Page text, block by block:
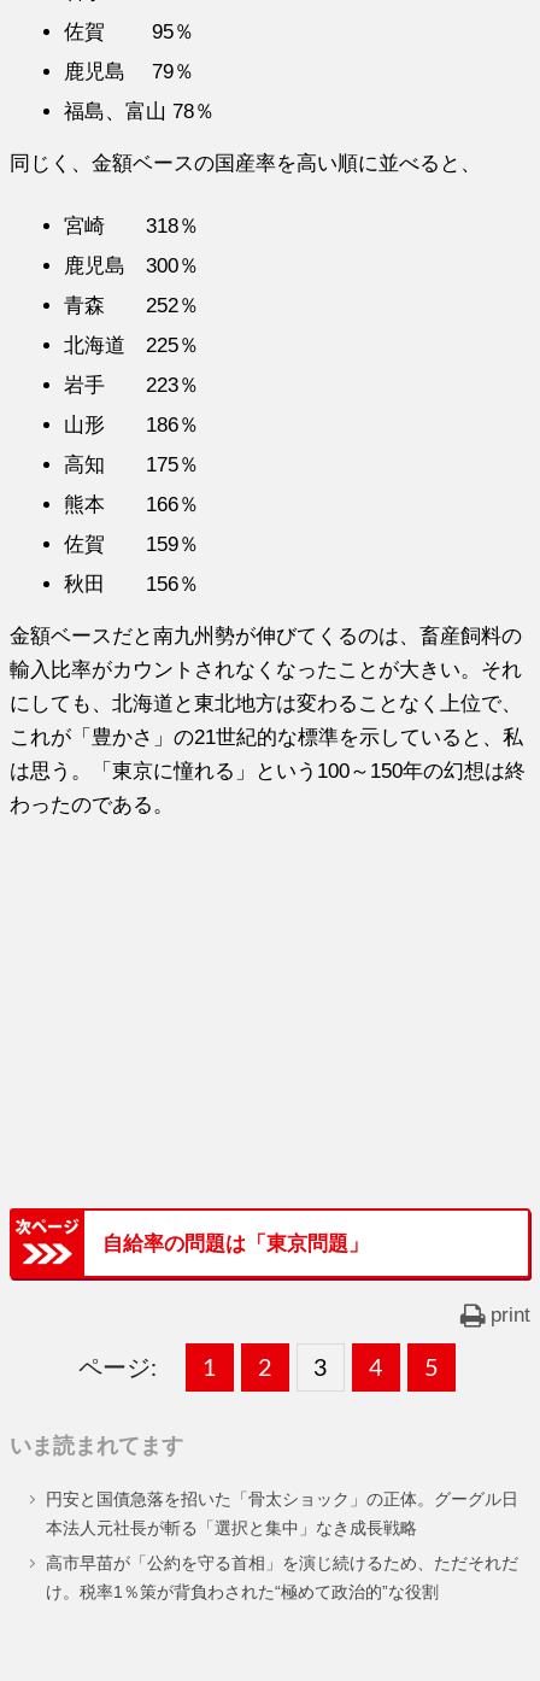
佐賀 95％
鹿児島 79％
福島、富山 78％
同じく、金額ベースの国産率を高い順に並べると、
宮崎 318％
鹿児島 300％
青森 252％
北海道 225％
岩手 223％
山形 186％
高知 175％
熊本 166％
佐賀 159％
秋田 156％
金額ベースだと南九州勢が伸びてくるのは、畜産飼料の
輸入比率がカウントされなくなったことが大きい。それ
にしても、北海道と東北地方は変わることなく上位で、
これが「豊かさ」の21世紀的な標準を示していると、私
は思う。「東京に憧れる」という100～150年の幻想は終
わったのである。
自給率の問題は「東京問題」
print
ページ:
固
ー
ジ
1 ,
固
ー
ジ
2 ,
固
ー
ジ
3 ,
固
ー
ジ
4 ,
固
ー
ジ
5
いま読まれてます
円安と国債急落を招いた「骨太ショック」の正体。グーグル日
本法人元社長が斬る「選択と集中」なき成長戦略
高市早苗が「公約を守る首相」を演じ続けるため、ただそれだ
け。税率1％策が背負わされた“極めて政治的”な役割